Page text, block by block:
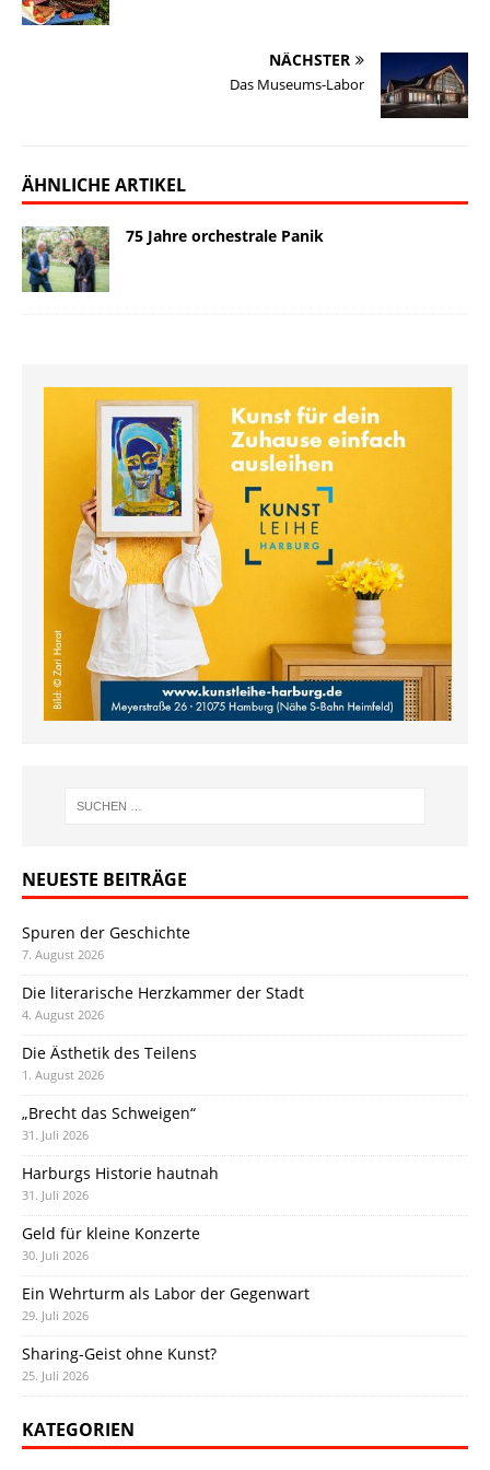
NÄCHSTER
Das Museums-Labor
ÄHNLICHE ARTIKEL
75 Jahre orchestrale Panik
NEUESTE BEITRÄGE
Spuren der Geschichte
7. August 2026
Die literarische Herzkammer der Stadt
4. August 2026
Die Ästhetik des Teilens
1. August 2026
„Brecht das Schweigen“
31. Juli 2026
Harburgs Historie hautnah
31. Juli 2026
Geld für kleine Konzerte
30. Juli 2026
Ein Wehrturm als Labor der Gegenwart
29. Juli 2026
Sharing-Geist ohne Kunst?
25. Juli 2026
KATEGORIEN